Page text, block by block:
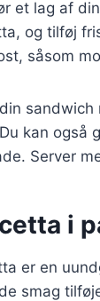
et lag af
og tilføj
såsom
kan også
Server
i
er en
smag